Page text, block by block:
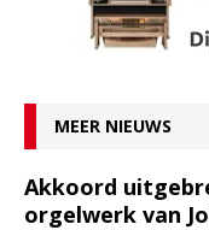
MEER NIEUWS
Akkoord
orgelwerk van